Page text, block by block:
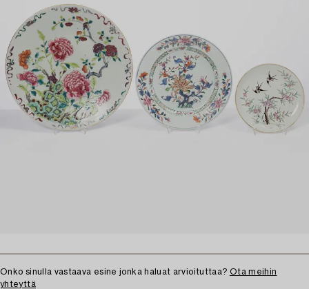
Onko sinulla vastaava esine jonka haluat arvioituttaa? Ota meihin
yhteyttä